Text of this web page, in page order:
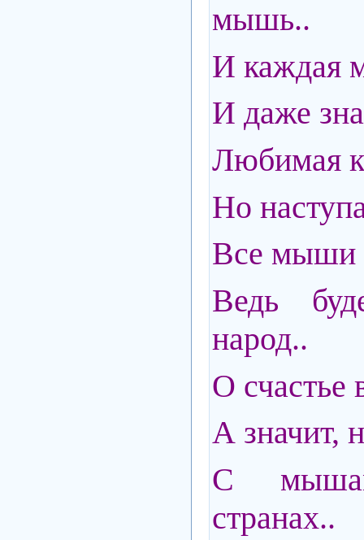
мышь..
И каждая
И даже
Любимая
Но
Все
Ведь
народ..
О счастье
А значит,
С
странах..